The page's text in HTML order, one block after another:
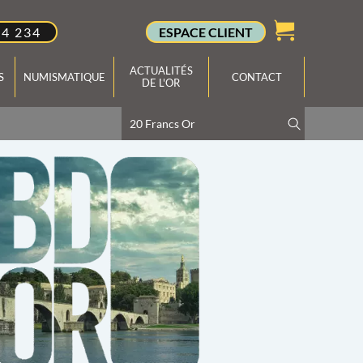
234 ESPACE CLIENT
NUMISMATIQUE
ACTUALITÉS
DE L'OR
CONTACT